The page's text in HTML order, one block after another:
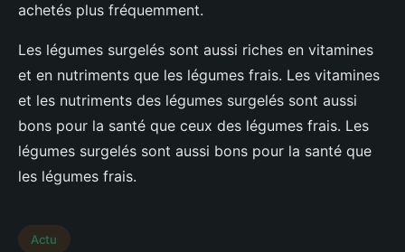
achetés plus fréquemment.
Les légumes surgelés sont aussi riches en vitamines
et en nutriments que les légumes frais. Les vitamines
et les nutriments des légumes surgelés sont aussi
bons pour la santé que ceux des légumes frais. Les
légumes surgelés sont aussi bons pour la santé que
les légumes frais.
Actu